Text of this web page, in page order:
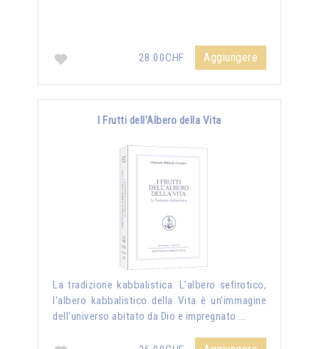
28.00CHF Aggiungere
I Frutti dell'Albero della Vita
La tradizione kabbalistica. L’albero sefirotico,
l'albero kabbalistico della Vita è un'immagine
dell'universo abitato da Dio e impregnato …